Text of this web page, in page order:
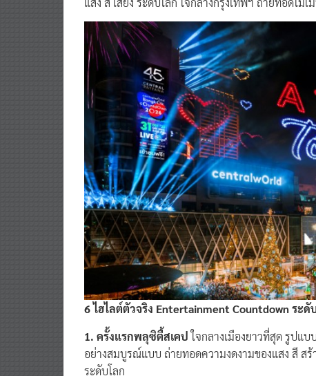
6 ไฮไลต์ตัวจริง Entertainment Countdown ระดั
1. ครั้งแรกพลุซิตี้สเคป ใจกลางเมืองยาวที่สุด รูปแบ
อย่างสมบูรณ์แบบ ถ่ายทอดความงดงามของแสง สี ส
ระดับโลก